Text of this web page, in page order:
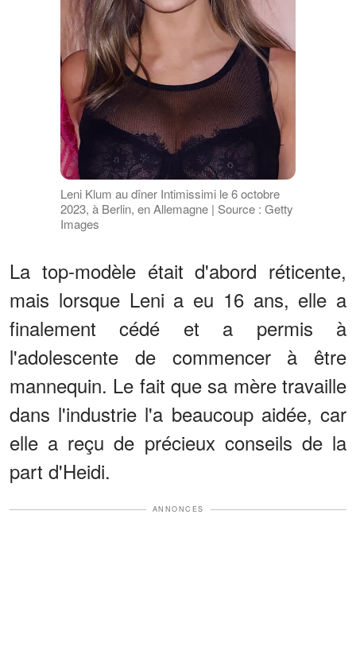
Leni Klum au dîner Intimissimi le 6 octobre
2023, à Berlin, en Allemagne | Source : Getty
Images
La top-modèle était d'abord réticente,
mais lorsque Leni a eu 16 ans, elle a
finalement cédé et a permis à
l'adolescente de commencer à être
mannequin. Le fait que sa mère travaille
dans l'industrie l'a beaucoup aidée, car
elle a reçu de précieux conseils de la
part d'Heidi.
ANNONCES